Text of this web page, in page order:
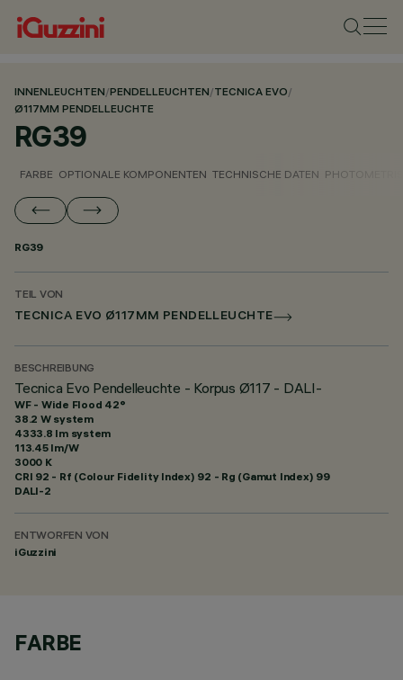
INNENLEUCHTEN/PENDELLEUCHTEN/TECNICA EVO/
Ø117MM PENDELLEUCHTE
RG39
FARBE OPTIONALE KOMPONENTEN TECHNISCHE DATEN
RG39
TEIL VON
TECNICA EVO Ø117MM PENDELLEUCHTE
BESCHREIBUNG
Tecnica Evo Pendelleuchte - Korpus Ø117 - DALI-
WF - Wide Flood 42°
38.2 W system
4333.8 lm system
113.45 lm/W
3000 K
CRI 92 - Rf (Colour Fidelity Index) 92 - Rg (Gamut Index) 99
DALI-2
ENTWORFEN VON
iGuzzini
FARBE